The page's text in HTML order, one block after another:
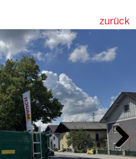
zurück